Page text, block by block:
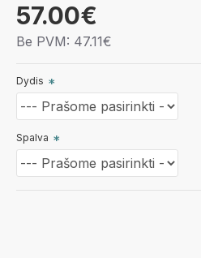
57.00€
Be PVM: 47.11€
Dydis
Spalva